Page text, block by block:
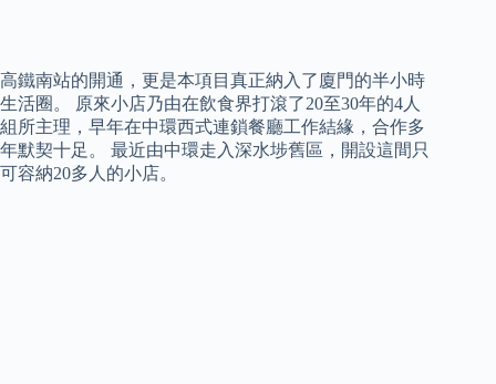
高鐵南站的開通，更是本項目真正納入了廈門的半小時
生活圈。 原來小店乃由在飲食界打滾了20至30年的4人
組所主理，早年在中環西式連鎖餐廳工作結緣，合作多
年默契十足。 最近由中環走入深水埗舊區，開設這間只
可容納20多人的小店。